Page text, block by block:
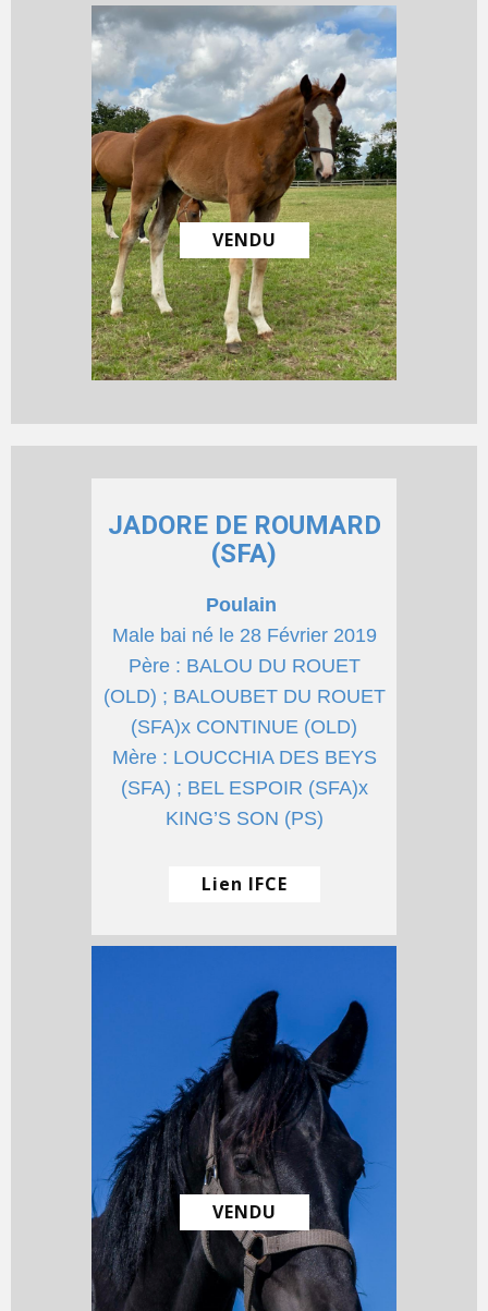
VENDU
JADORE DE ROUMARD
(SFA)
Poulain
Male bai né le 28 Février 2019
Père : BALOU DU ROUET
(OLD) ; BALOUBET DU ROUET
(SFA)x CONTINUE (OLD)
Mère : LOUCCHIA DES BEYS
(SFA) ; BEL ESPOIR (SFA)x
KING’S SON (PS)
Lien IFCE
VENDU